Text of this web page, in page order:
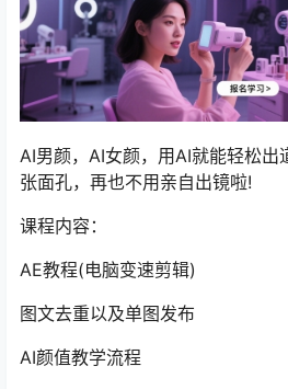
AI男颜，AI女颜，用AI就能轻松出
张面孔，再也不用亲自出镜啦!
课程内容：
AE教程(电脑变速剪辑)
图文去重以及单图发布
AI颜值教学流程